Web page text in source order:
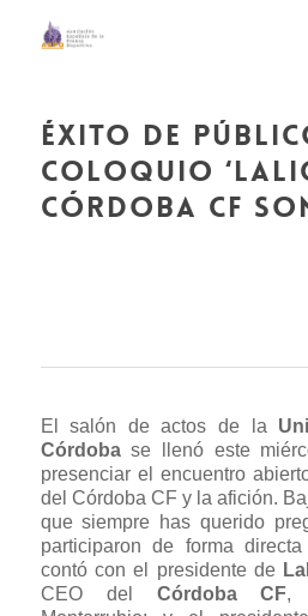
éxito de
coloquio
córdoba cf
El salón de actos de la
Córdobase llenó este
presenciar el encuentro
del Córdoba CF y la afición.
que siempre has querido
participaron de forma
contó con el presidente de
CEO del Córdoba CF,